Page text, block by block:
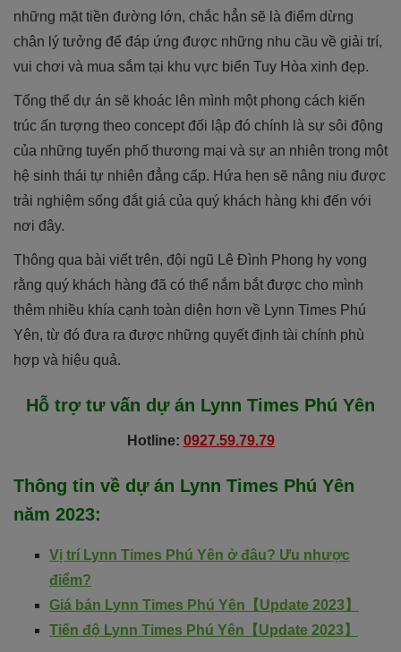
những mặt tiền đường lớn, chắc hẳn sẽ là điểm dừng
chân lý tưởng để đáp ứng được những nhu cầu về giải trí,
vui chơi và mua sắm tại khu vực biển Tuy Hòa xinh đẹp.
Tổng thể dự án sẽ khoác lên mình một phong cách kiến
trúc ấn tượng theo concept đối lập đó chính là sự sôi động
của những tuyến phố thương mại và sự an nhiên trong một
hệ sinh thái tự nhiên đẳng cấp. Hứa hẹn sẽ nâng niu được
trải nghiệm sống đắt giá của quý khách hàng khi đến với
nơi đây.
Thông qua bài viết trên, đội ngũ Lê Đình Phong hy vọng
rằng quý khách hàng đã có thể nắm bắt được cho mình
thêm nhiều khía cạnh toàn diện hơn về Lynn Times Phú
Yên, từ đó đưa ra được những quyết định tài chính phù
hợp và hiệu quả.
Hỗ trợ tư vấn dự án Lynn Times Phú Yên
Hotline: 0927.59.79.79
Thông tin về dự án Lynn Times Phú Yên
năm 2023:
Vị trí Lynn Times Phú Yên ở đâu? Ưu nhược
điểm?
Giá bán Lynn Times Phú Yên【Update 2023】
Tiến độ Lynn Times Phú Yên【Update 2023】